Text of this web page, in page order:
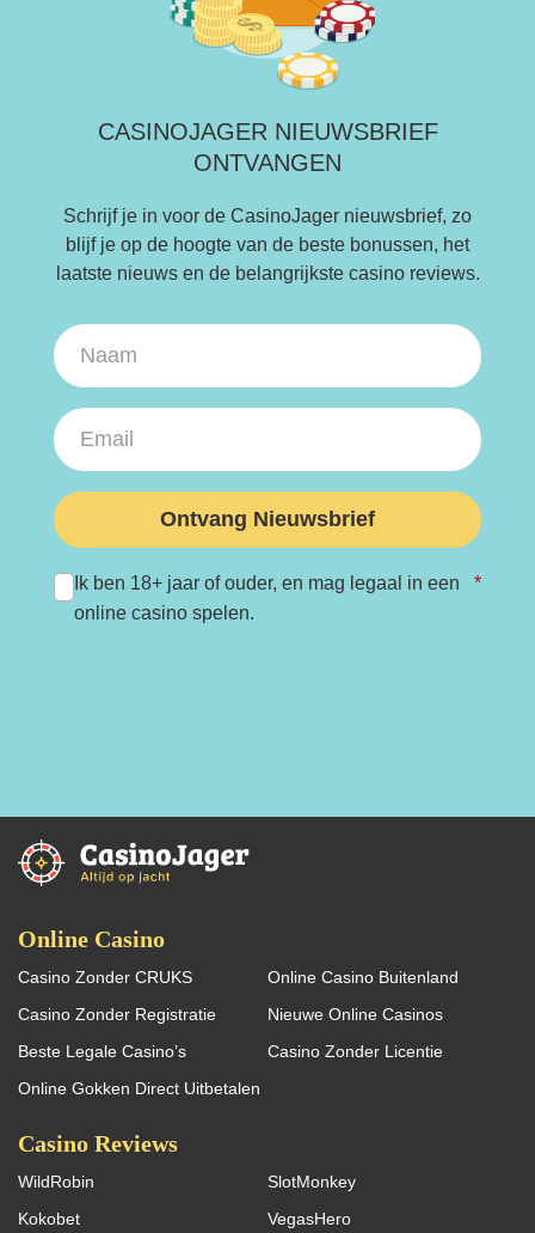
CASINOJAGER NIEUWSBRIEF
ONTVANGEN
Schrijf je in voor de CasinoJager nieuwsbrief, zo
blijf je op de hoogte van de beste bonussen, het
laatste nieuws en de belangrijkste casino reviews.
Ik ben 18+ jaar of ouder, en mag legaal in een
online casino spelen.
*
Ontvang Nieuwsbrief
Online Casino
Casino Zonder CRUKS
Online Casino Buitenland
Casino Zonder Registratie
Nieuwe Online Casinos
Beste Legale Casino’s
Casino Zonder Licentie
Online Gokken Direct Uitbetalen
Casino Reviews
WildRobin
SlotMonkey
Kokobet
VegasHero